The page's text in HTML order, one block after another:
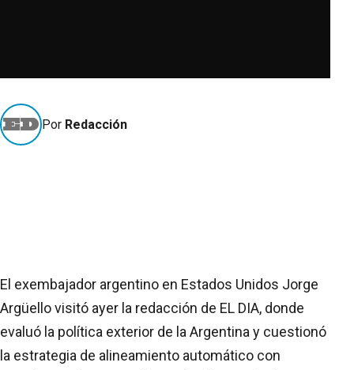
Por Redacción
El exembajador argentino en Estados Unidos Jorge
Argüello visitó ayer la redacción de EL DIA, donde
evaluó la política exterior de la Argentina y cuestionó
la estrategia de alineamiento automático con